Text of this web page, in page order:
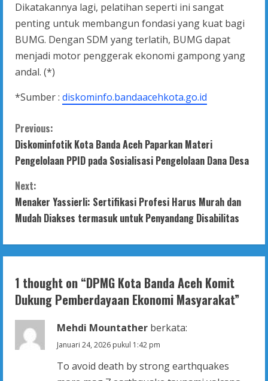
Dikatakannya lagi, pelatihan seperti ini sangat
penting untuk membangun fondasi yang kuat bagi
BUMG. Dengan SDM yang terlatih, BUMG dapat
menjadi motor penggerak ekonomi gampong yang
andal. ‎(*)
*Sumber : diskominfo.bandaacehkota.go.id
C
o
n
t
n
u
e
R
e
Previous:
Diskominfotik Kota Banda Aceh Paparkan Materi
Pengelolaan PPID pada Sosialisasi Pengelolaan Dana Desa
Next:
Menaker Yassierli: Sertifikasi Profesi Harus Murah dan
Mudah Diakses termasuk untuk Penyandang Disabilitas
1 thought on “DPMG Kota Banda Aceh Komit
Dukung Pemberdayaan Ekonomi Masyarakat”
Mehdi Mountather berkata:
Januari 24, 2026 pukul 1:42 pm
To avoid death by strong earthquakes